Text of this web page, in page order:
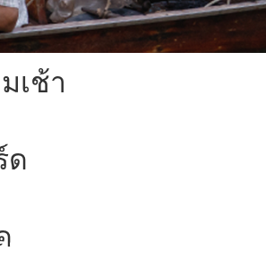
ร้อยลำพู ดูพระจันทร์
เช้า
ด
วรอบรีสอร์ท